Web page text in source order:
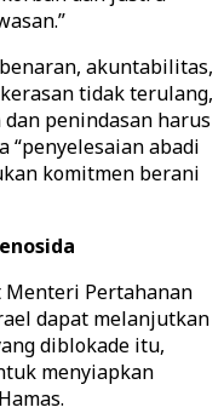
akuntabilitas,
tidak terulang,
penindasan harus
“penyelesaian abadi
komitmen berani
Menteri Pertahanan
dapat melanjutkan
diblokade itu,
menyiapkan